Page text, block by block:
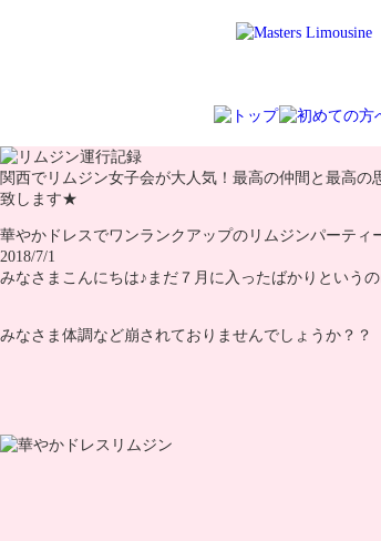
関西でリムジン女子会が大人気！最高の仲間と最高
致します★
華やかドレスでワンランクアップのリムジンパーティ
2018/7/1
みなさまこんにちは♪まだ７月に入ったばかりという
みなさま体調など崩されておりませんでしょうか？？